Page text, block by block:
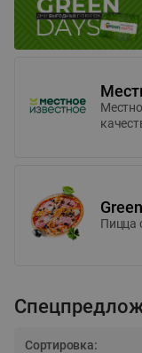
Пицца
Сортировка: